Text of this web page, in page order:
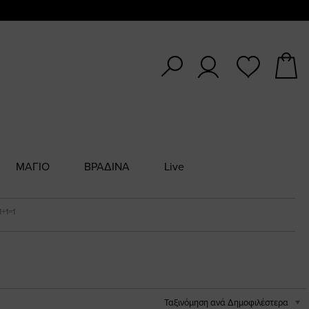
ΜΑΓΙΟ ΒΡΑΔΙΝΑ Live
Ταξινόμηση ανά Δημοφιλέστερα